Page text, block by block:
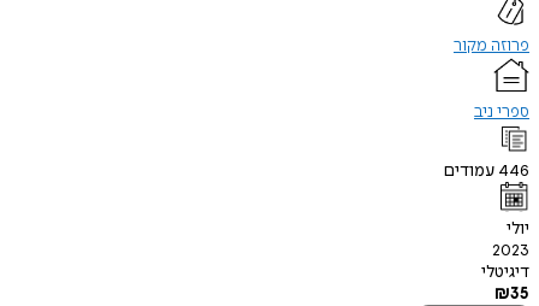
פרוזה מקור
ספרי ניב
446 עמודים
יולי
2023
דיגיטלי
₪35